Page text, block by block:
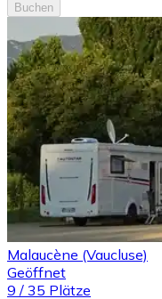
Buchen
Malaucène (Vaucluse)
Geöffnet
9 / 35 Plätze